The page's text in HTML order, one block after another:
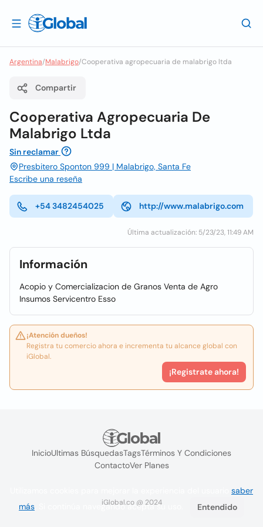
Argentina/Malabrigo/Cooperativa agropecuaria de malabrigo ltda
Compartir
Cooperativa Agropecuaria De
Malabrigo Ltda
Sin reclamar
Presbitero Sponton 999 | Malabrigo, Santa Fe
Escribe una reseña
+54 3482454025 http://www.malabrigo.com
Última actualización: 5/23/23, 11:49 AM
Información
Acopio y Comercializacion de Granos Venta de Agro
Insumos Servicentro Esso
¡Atención dueños!
Registra tu comercio ahora e incrementa tu alcance global con
iGlobal.
¡Registrate ahora!
InicioUltimas BúsquedasTagsTérminos Y Condiciones
ContactoVer Planes
iGlobal.co @ 2024
saber
más . Si continúa navegando acepta su uso. Entendido